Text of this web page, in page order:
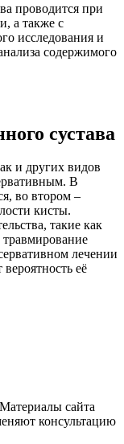
проводится при
а также с
исследования и
содержимого
сустава
и других видов
В
во втором –
кисты.
такие как
лечении
её
сайта
консультацию